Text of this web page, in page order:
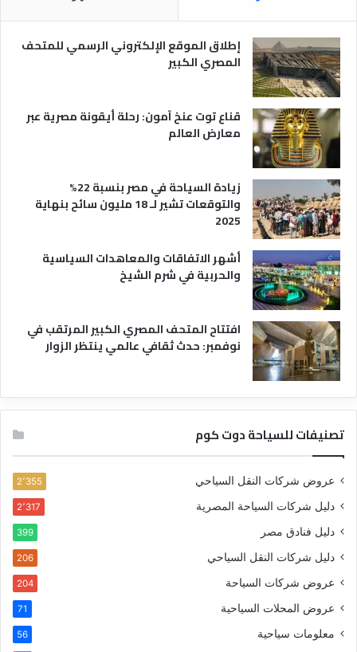
ل
س
ح
ي
ر
إطلاق الموقع الإلكتروني الرسمي للمتحف
المصري الكبير
قناع توت عنخ آمون: رحلة أيقونة مصرية عبر
معارض العالم
زيادة السياحة في مصر بنسبة 22%
والتوقعات تشير لـ 18 مليون سائح بنهاية
2025
أشهر الاتفاقات والمعاهدات السياسية
والحربية في شرم الشيخ
افتتاح المتحف المصري الكبير المرتقب في
نوفمبر: حدث ثقافي عالمي ينتظر الزوار
تصنيفات للسياحة دوت كوم
عروض شركات النقل السياحي 2٬355
دليل شركات السياحة المصرية 2٬317
دليل فنادق مصر 399
دليل شركات النقل السياحي 206
عروض شركات السياحة 204
عروض المحلات السياحية 71
معلومات سياحية 56